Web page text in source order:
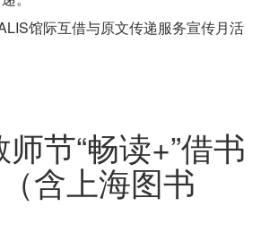
馆际互借与原文传递服务宣传月活
节“畅读+”借书
含上海图书